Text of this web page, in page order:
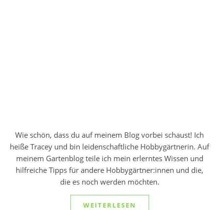
Wie schön, dass du auf meinem Blog vorbei schaust! Ich
heiße Tracey und bin leidenschaftliche Hobbygärtnerin. Auf
meinem Gartenblog teile ich mein erlerntes Wissen und
hilfreiche Tipps für andere Hobbygärtner:innen und die,
die es noch werden möchten.
WEITERLESEN